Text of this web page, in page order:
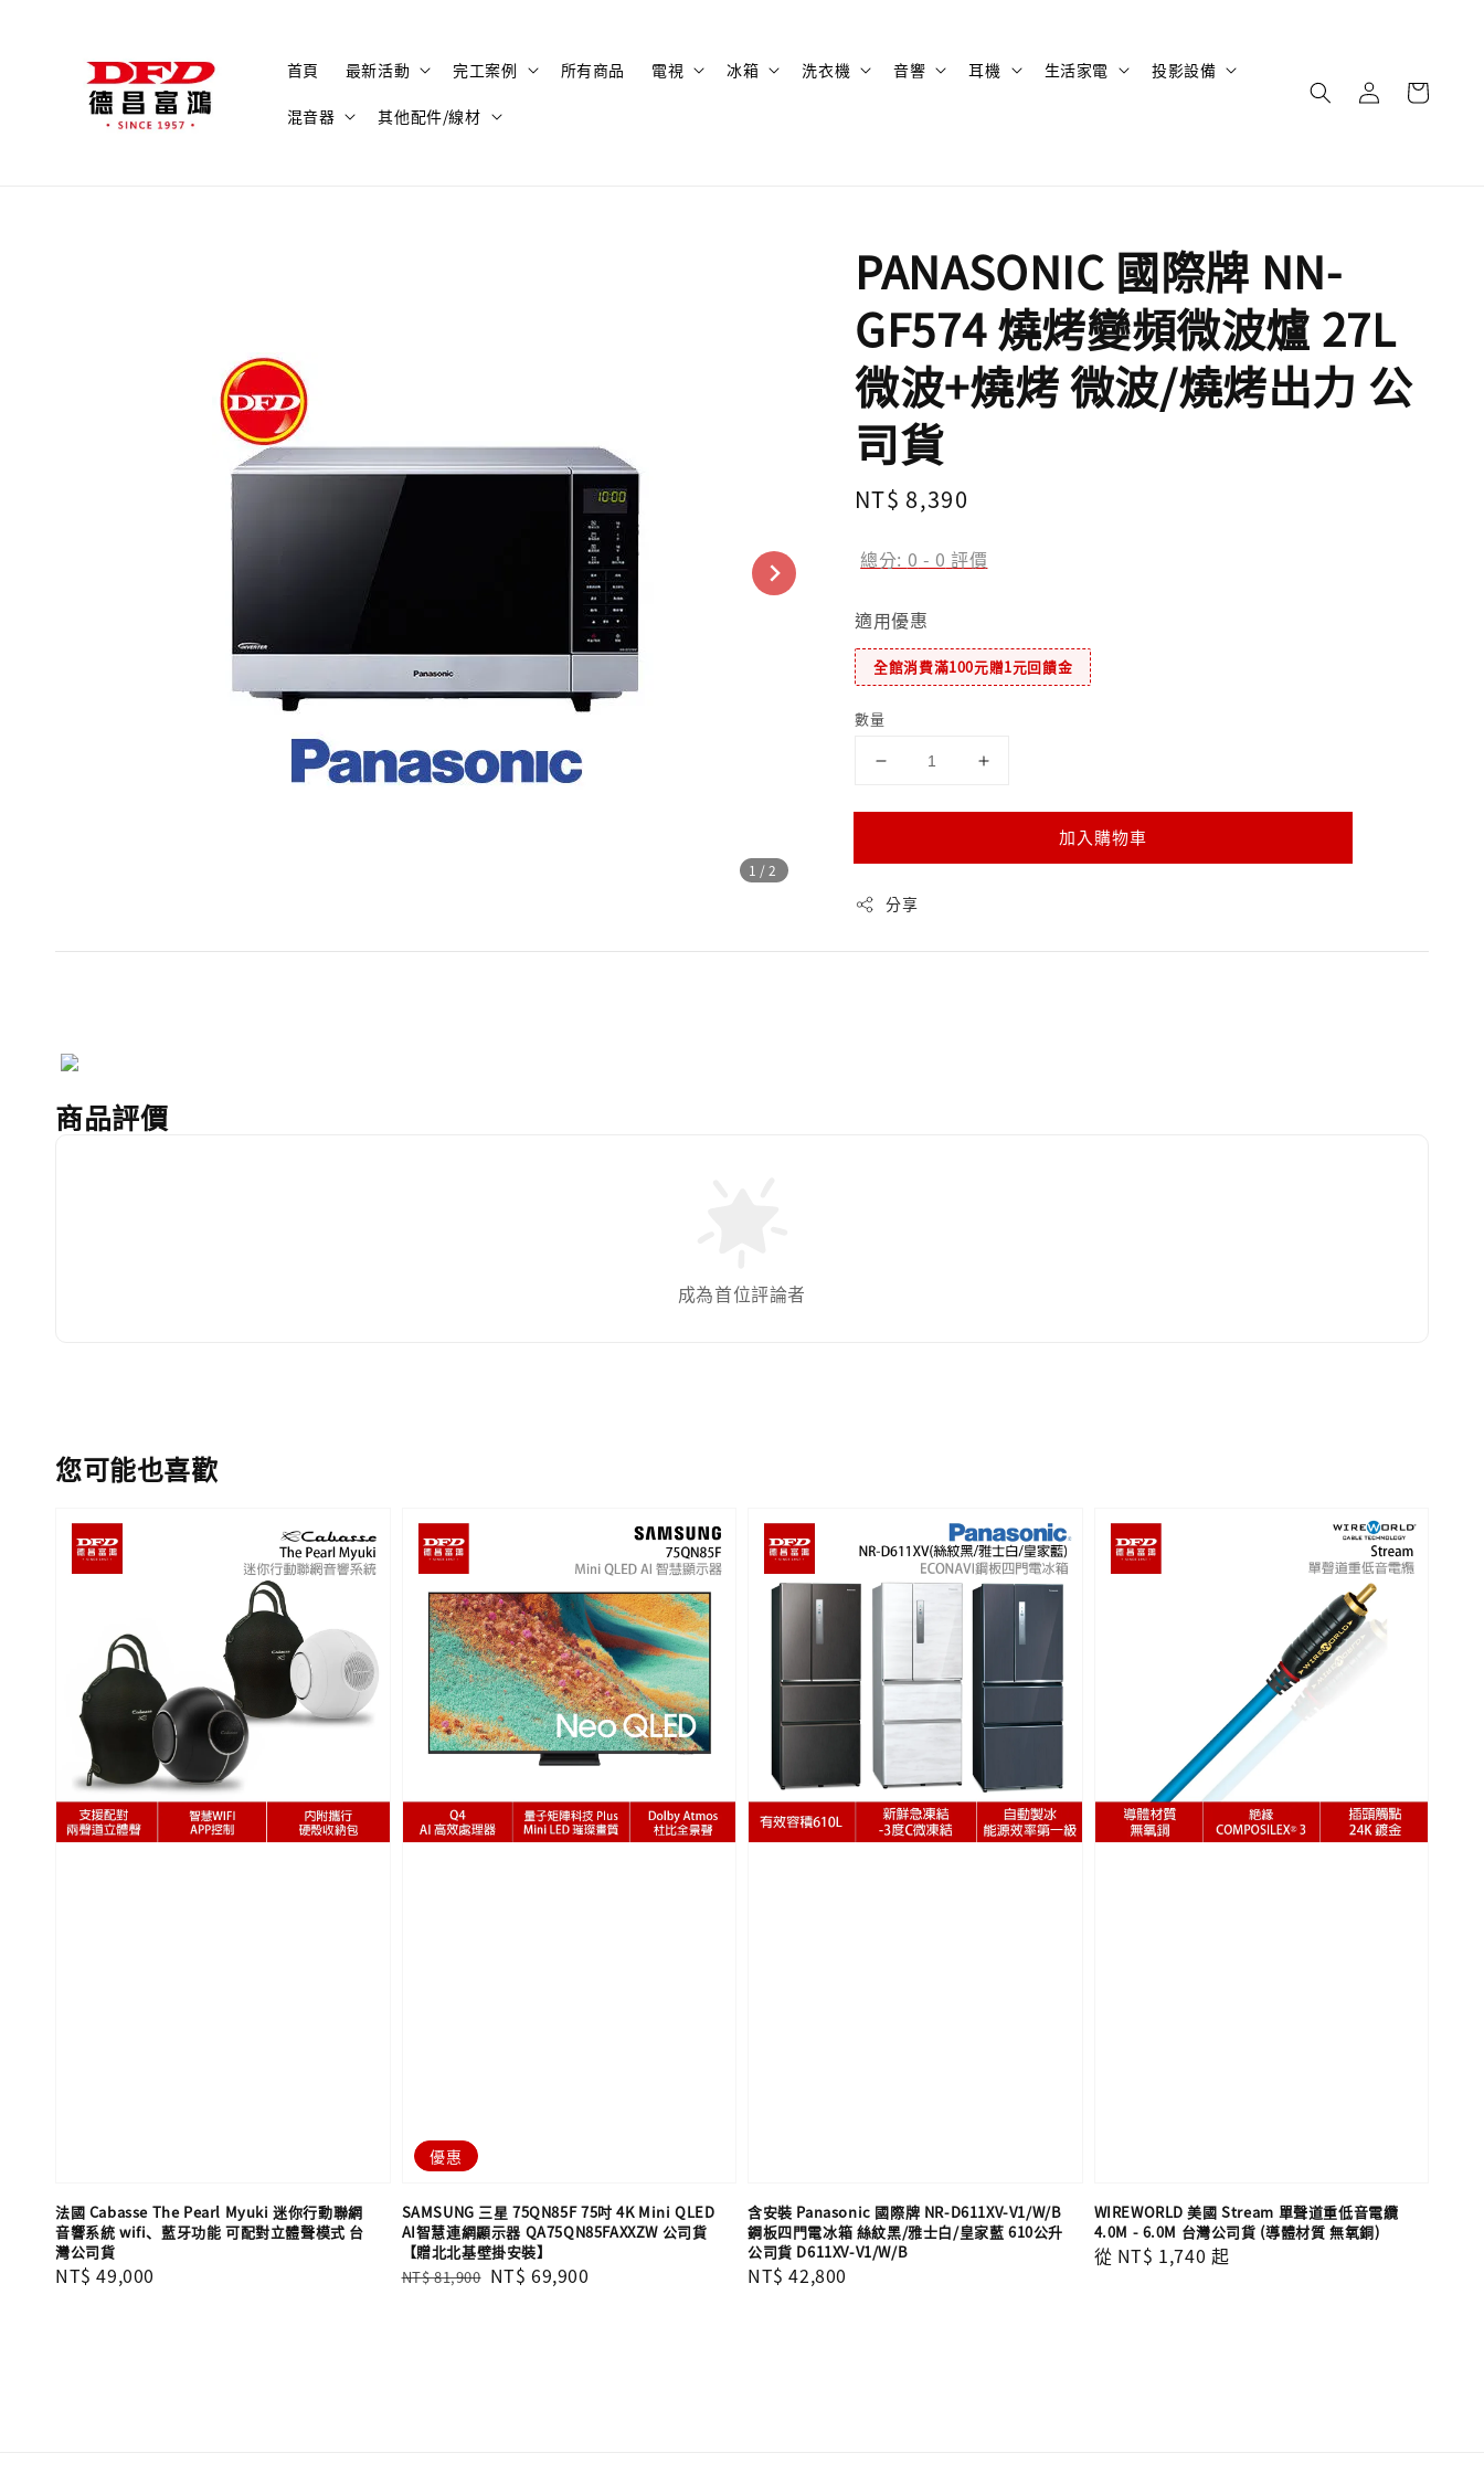
首頁 最新活動 完工案例 所有商品 電視 冰箱 洗衣機 音響 耳機 生活家電 投影設備
混音器 其他配件/線材
1 /2
PANASONIC 國際牌 NN-
GF574 燒烤變頻微波爐 27L
微波+燒烤 微波/燒烤出力 公
司貨
Regular
NT$ 8,390
總分: 0 - 0 評價
適用優惠
全館消費滿100元贈1元回饋金
數量
加入購物車
分享
商品評價
成為首位評論者
您可能也喜歡
法國 Cabasse The Pearl Myuki 迷你行動聯網
音響系統 wifi、藍牙功能 可配對立體聲模式 台
灣公司貨
Regular
NT$ 49,000
優惠
SAMSUNG 三星 75QN85F 75吋 4K Mini QLED
AI智慧連網顯示器 QA75QN85FAXXZW 公司貨
【贈北北基壁掛安裝】
Regular
NT$ 81,900 Sale
NT$ 69,900
含安裝 Panasonic 國際牌 NR-D611XV-V1/W/B
鋼板四門電冰箱 絲紋黑/雅士白/皇家藍 610公升
公司貨 D611XV-V1/W/B
Regular
NT$ 42,800
WIREWORLD 美國 Stream 單聲道重低音電纜
4.0M - 6.0M 台灣公司貨 (導體材質 無氧銅)
Regular
從 NT$ 1,740 起